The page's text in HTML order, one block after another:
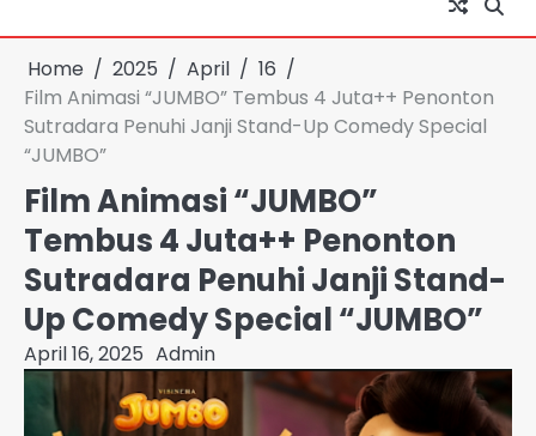
Home 2025 April
16
Film Animasi “JUMBO” Tembus 4 Juta++ Penonton
Sutradara Penuhi Janji Stand-Up Comedy Special
“JUMBO”
Film Animasi “JUMBO”
Tembus 4 Juta++ Penonton
Sutradara Penuhi Janji Stand-
Up Comedy Special “JUMBO”
April 16, 2025 Admin